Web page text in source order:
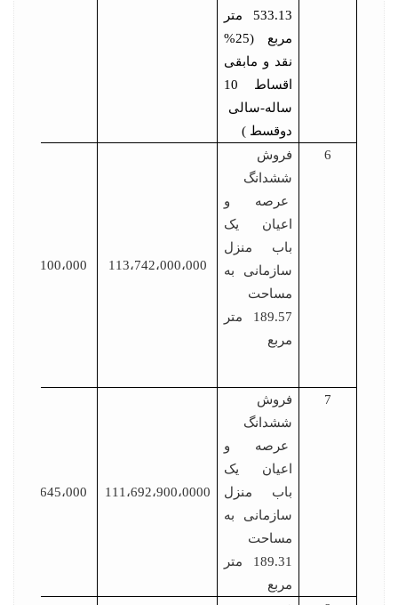
533.13 متر
مربع (25%
نقد و مابقی
اقساط 10
ساله-سالی
دوقسط )
6
فروش
ششدانگ
عرصه و
اعیان یک
باب منزل
سازمانی به
مساحت
189.57 متر
مربع
113،742،000،000 5،687،100،000
7
فروش
ششدانگ
عرصه و
اعیان یک
باب منزل
سازمانی به
مساحت
189.31 متر
مربع
111،692،900،0000 5،584،645،000